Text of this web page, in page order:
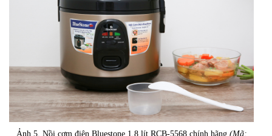
Ảnh 5. Nồi cơm điện Bluestone 1.8 lít RCB-5568 chính hãng (Mã: